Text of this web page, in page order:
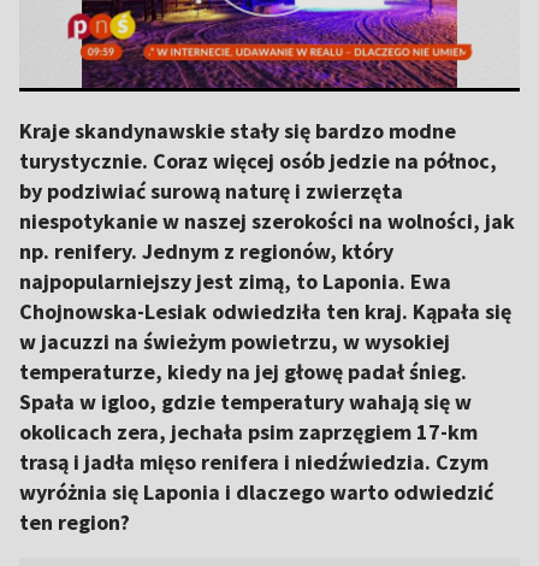
Kraje skandynawskie stały się bardzo modne
turystycznie. Coraz więcej osób jedzie na północ,
by podziwiać surową naturę i zwierzęta
niespotykanie w naszej szerokości na wolności, jak
np. renifery. Jednym z regionów, który
najpopularniejszy jest zimą, to Laponia. Ewa
Chojnowska-Lesiak odwiedziła ten kraj. Kąpała się
w jacuzzi na świeżym powietrzu, w wysokiej
temperaturze, kiedy na jej głowę padał śnieg.
Spała w igloo, gdzie temperatury wahają się w
okolicach zera, jechała psim zaprzęgiem 17-km
trasą i jadła mięso renifera i niedźwiedzia. Czym
wyróżnia się Laponia i dlaczego warto odwiedzić
ten region?